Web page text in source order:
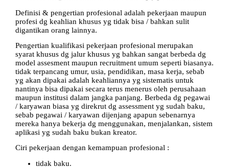
Definisi & pengertian profesional adalah pekerjaan maupun
profesi dg keahlian khusus yg tidak bisa / bahkan sulit
digantikan orang lainnya.
Pengertian kualifikasi pekerjaan profesional merupakan
syarat khusus dg jalur khusus yg bahkan sangat berbeda dg
model assesment maupun recruitment umum seperti biasanya.
tidak terpancang umur, usia, pendidikan, masa kerja, sebab
yg akan dipakai adalah keahliannya yg sistematis untuk
nantinya bisa dipakai secara terus menerus oleh perusahaan
maupun institusi dalam jangka panjang. Berbeda dg pegawai
/ karyawan biasa yg direkrut dg assessment yg sudah baku,
sebab pegawai / karyawan dijenjang apapun sebenarnya
mereka hanya bekerja dg menggunakan, menjalankan, sistem
aplikasi yg sudah baku bukan kreator.
Ciri pekerjaan dengan kemampuan profesional :
tidak baku.